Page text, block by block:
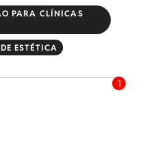
PARA CLÍNICAS
ESTÉTICA
1